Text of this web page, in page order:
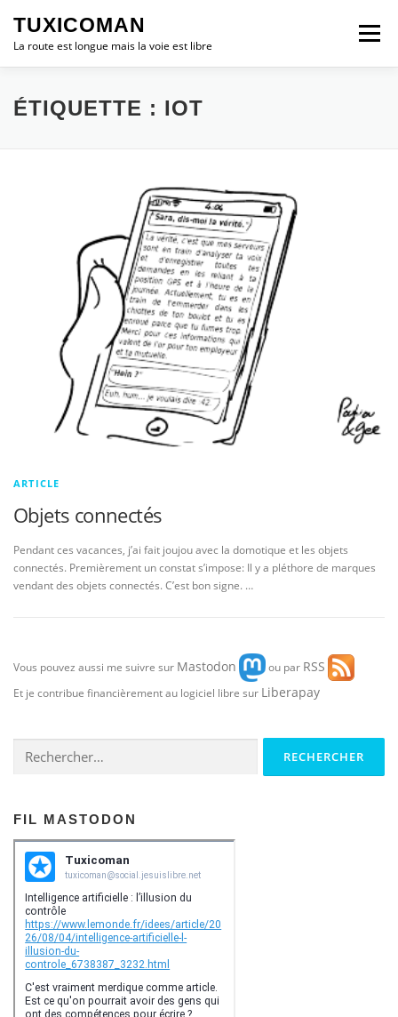
contenu
TUXICOMAN
La route est longue mais la voie est libre
Menu
LOGICIEL LIBRE SÉCURITÉ
ÉTIQUETTE : IOT
ARTICLE
Objets connectés
Pendant ces vacances, j’ai fait joujou avec la domotique et les objets
connectés. Premièrement un constat s’impose: Il y a pléthore de marques
vendant des objets connectés. C’est bon signe. …
Vous pouvez aussi me suivre sur Mastodon ou par RSS
Et je contribue financièrement au logiciel libre sur Liberapay
FIL MASTODON